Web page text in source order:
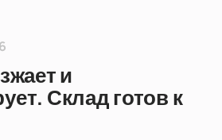
и
Склад готов к